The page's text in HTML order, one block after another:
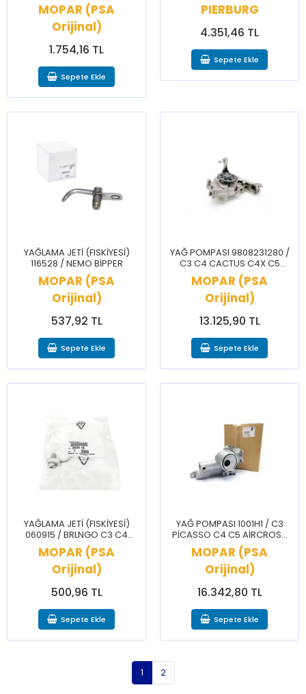
MOPAR (PSA
Orijinal)
1.754,16 TL
Sepete Ekle
PIERBURG
4.351,46 TL
Sepete Ekle
YAĞLAMA JETİ (FISKİYESİ)
116528 / NEMO BİPPER
MOPAR (PSA
Orijinal)
537,92 TL
Sepete Ekle
YAĞ POMPASI 9808231280 /
C3 C4 CACTUS C4X C5
AİRCROSS CELYSEE DS3 2008
208 3008 301 308 408 5008
MOPAR (PSA
Orijinal)
13.125,90 TL
Sepete Ekle
YAĞLAMA JETİ (FISKİYESİ)
060915 / BRLNGO C3 C4
CELYSEE 106 206 207 208
3008 301 306 307 308 PRTNR
MOPAR (PSA
Orijinal)
500,96 TL
Sepete Ekle
YAĞ POMPASI 1001H1 / C3
PİCASSO C4 C5 AİRCROSS
DS5 DS7 DS9 2008 207 208
3008 308 5008 508 RCZ
MOPAR (PSA
Orijinal)
16.342,80 TL
Sepete Ekle
1 2